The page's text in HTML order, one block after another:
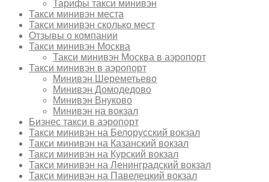
Тарифы такси минивэн
Такси минивэн места
Такси минивэн сколько мест
Отзывы о компании
Такси минивэн Москва
Такси минивэн Москва в аэропорт
Такси минивэн в аэропорт
Минивэн Шереметьево
Минивэн Домодедово
Минивэн Внуково
Минивэн на вокзал
Бизнес такси в аэропорт
Такси минивэн на Белорусский вокзал
Такси минивэн на Казанский вокзал
Такси минивэн на Курский вокзал
Такси минивэн на Ленинградский вокзал
Такси минивэн на Павелецкий вокзал